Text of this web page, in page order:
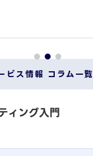
ビス情報 コラム一覧
ィング入門